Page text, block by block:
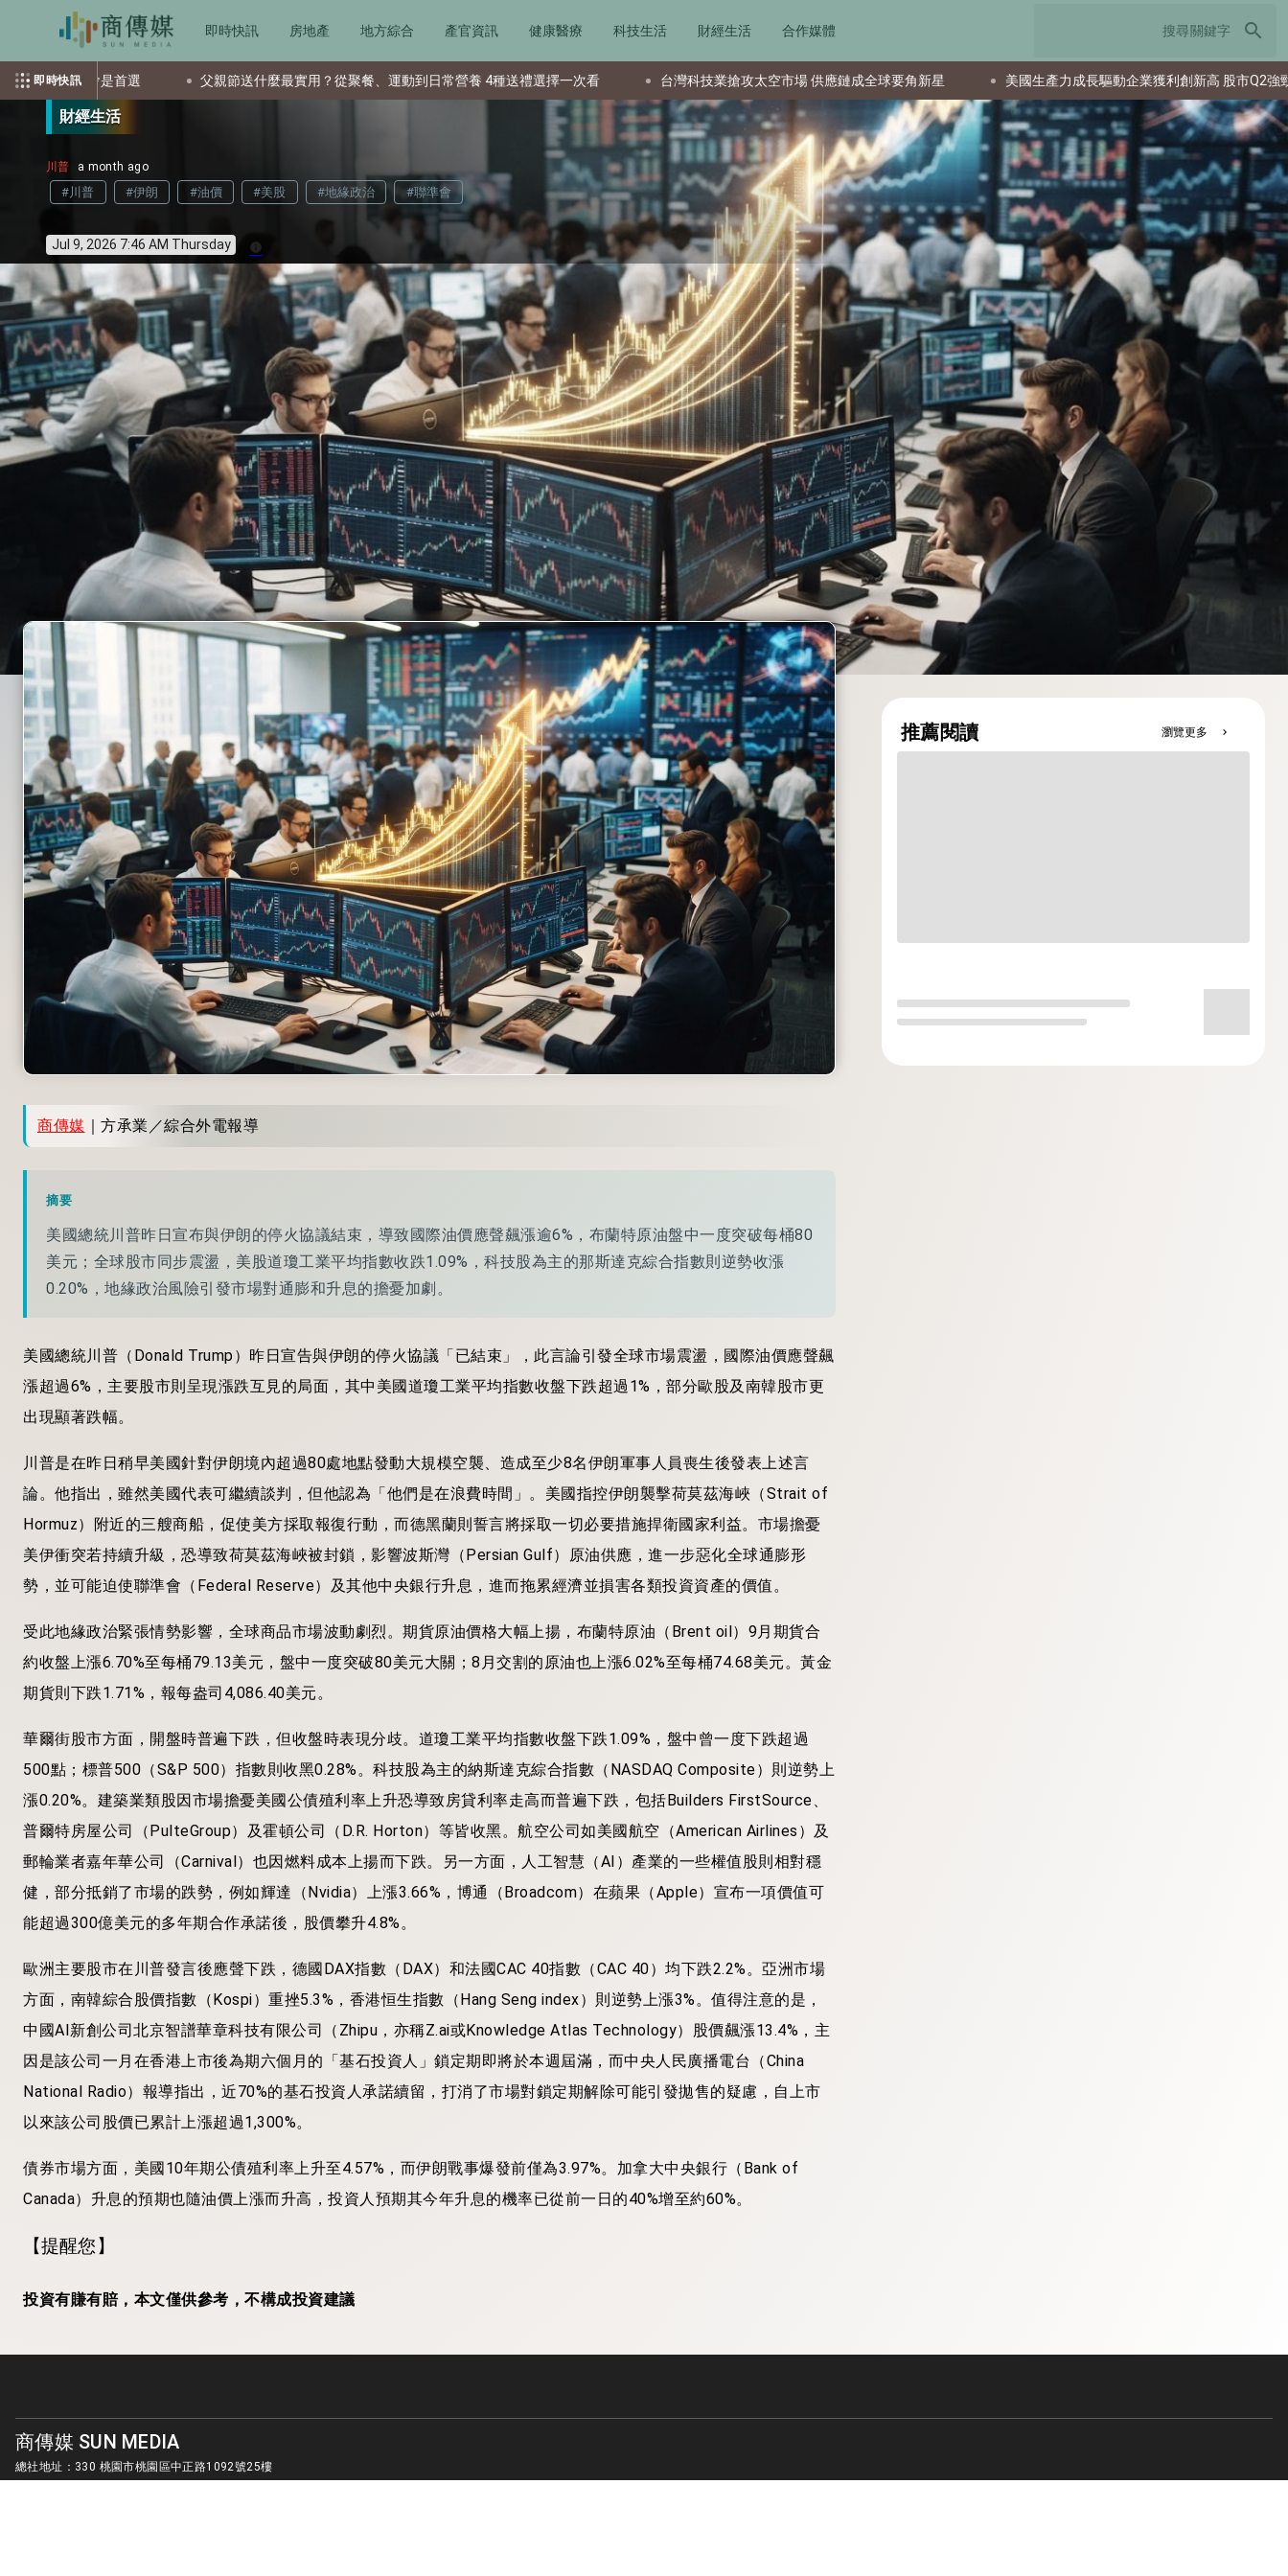
即時快訊 房地產 地方綜合 產官資訊 健康醫療 科技生活 財經生活 合作媒體 search
即時快訊
選 父親節送什麼最實用？從聚餐、運動到日常營養 4種送禮選擇一次看 台灣科技業搶攻太空市場 供應鏈成全球要角新星 美國生產力成長驅動企業獲利創新高 股市Q2強勁反彈 日本
財經生活
川普 a month ago
#川普 #伊朗 #油價 #美股 #地緣政治 #聯準會
Jul 9, 2026 7:46 AM Thursday info
商傳媒 ｜方承業／綜合外電報導
摘要
美國總統川普昨日宣布與伊朗的停火協議結束，導致國際油價應聲飆漲逾6%，布蘭特原油盤中一度突破每桶80
美元；全球股市同步震盪，美股道瓊工業平均指數收跌1.09%，科技股為主的那斯達克綜合指數則逆勢收漲
0.20%，地緣政治風險引發市場對通膨和升息的擔憂加劇。
美國總統川普（Donald Trump）昨日宣告與伊朗的停火協議「已結束」，此言論引發全球市場震盪，國際油價應聲飆
漲超過6%，主要股市則呈現漲跌互見的局面，其中美國道瓊工業平均指數收盤下跌超過1%，部分歐股及南韓股市更
出現顯著跌幅。
川普是在昨日稍早美國針對伊朗境內超過80處地點發動大規模空襲、造成至少8名伊朗軍事人員喪生後發表上述言
論。他指出，雖然美國代表可繼續談判，但他認為「他們是在浪費時間」。美國指控伊朗襲擊荷莫茲海峽（Strait of
Hormuz）附近的三艘商船，促使美方採取報復行動，而德黑蘭則誓言將採取一切必要措施捍衛國家利益。市場擔憂
美伊衝突若持續升級，恐導致荷莫茲海峽被封鎖，影響波斯灣（Persian Gulf）原油供應，進一步惡化全球通膨形
勢，並可能迫使聯準會（Federal Reserve）及其他中央銀行升息，進而拖累經濟並損害各類投資資產的價值。
受此地緣政治緊張情勢影響，全球商品市場波動劇烈。期貨原油價格大幅上揚，布蘭特原油（Brent oil）9月期貨合
約收盤上漲6.70%至每桶79.13美元，盤中一度突破80美元大關；8月交割的原油也上漲6.02%至每桶74.68美元。黃金
期貨則下跌1.71%，報每盎司4,086.40美元。
華爾街股市方面，開盤時普遍下跌，但收盤時表現分歧。道瓊工業平均指數收盤下跌1.09%，盤中曾一度下跌超過
500點；標普500（S&P 500）指數則收黑0.28%。科技股為主的納斯達克綜合指數（NASDAQ Composite）則逆勢上
漲0.20%。建築業類股因市場擔憂美國公債殖利率上升恐導致房貸利率走高而普遍下跌，包括Builders FirstSource、
普爾特房屋公司（PulteGroup）及霍頓公司（D.R. Horton）等皆收黑。航空公司如美國航空（American Airlines）及
郵輪業者嘉年華公司（Carnival）也因燃料成本上揚而下跌。另一方面，人工智慧（AI）產業的一些權值股則相對穩
健，部分抵銷了市場的跌勢，例如輝達（Nvidia）上漲3.66%，博通（Broadcom）在蘋果（Apple）宣布一項價值可
能超過300億美元的多年期合作承諾後，股價攀升4.8%。
歐洲主要股市在川普發言後應聲下跌，德國DAX指數（DAX）和法國CAC 40指數（CAC 40）均下跌2.2%。亞洲市場
方面，南韓綜合股價指數（Kospi）重挫5.3%，香港恒生指數（Hang Seng index）則逆勢上漲3%。值得注意的是，
中國AI新創公司北京智譜華章科技有限公司（Zhipu，亦稱Z.ai或Knowledge Atlas Technology）股價飆漲13.4%，主
因是該公司一月在香港上市後為期六個月的「基石投資人」鎖定期即將於本週屆滿，而中央人民廣播電台（China
National Radio）報導指出，近70%的基石投資人承諾續留，打消了市場對鎖定期解除可能引發拋售的疑慮，自上市
以來該公司股價已累計上漲超過1,300%。
債券市場方面，美國10年期公債殖利率上升至4.57%，而伊朗戰事爆發前僅為3.97%。加拿大中央銀行（Bank of
Canada）升息的預期也隨油價上漲而升高，投資人預期其今年升息的機率已從前一日的40%增至約60%。
【提醒您】
投資有賺有賠，本文僅供參考，不構成投資建議
推薦閱讀 瀏覽更多 chevron_right
商傳媒 SUN MEDIA
總社地址：330 桃園市桃園區中正路1092號25樓